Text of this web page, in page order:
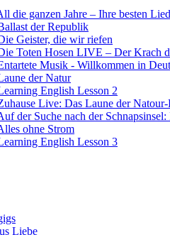
die ganzen Jahre – Ihre besten
der Republik
Geister, die wir riefen
Toten Hosen LIVE – Der Krach
Musik - Willkommen in
der Natur
English Lesson 2
Live: Das Laune der
der Suche nach der
ohne Strom
English Lesson 3
Liebe